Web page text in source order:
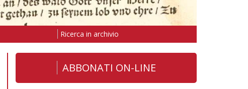
Ricerca in archivio
ABBONATI ON-LINE